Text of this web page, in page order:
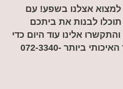
למצוא אצלנו בשפע! עם
תוכלו לבנות את ביתכם
אלינו עוד היום כדי
ביותר 072-3340-